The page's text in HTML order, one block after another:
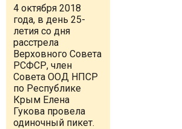
4 октября 2018
года, в день 25-
летия со дня
расстрела
Верховного Совета
РСФСР, член
Совета ООД НПСР
по Республике
Крым Елена
Гукова провела
одиночный пикет.